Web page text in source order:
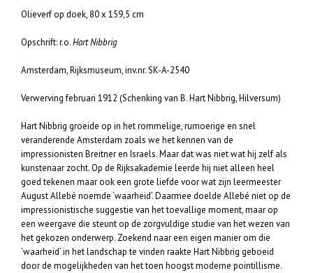
Olieverf op doek, 80 x 159,5 cm
Opschrift: r.o.Hart Nibbrig
Amsterdam, Rijksmuseum, inv.nr. SK-A-2540
Verwerving februari 1912 (Schenking van B. Hart Nibbrig, Hilversum)
Hart Nibbrig groeide op in het rommelige, rumoerige en snel
veranderende Amsterdam zoals we het kennen van de
impressionisten Breitner en Israels. Maar dat was niet wat hij zelf als
kunstenaar zocht. Op de Rijksakademie leerde hij niet alleen heel
goed tekenen maar ook een grote liefde voor wat zijn leermeester
August Allebé noemde ‘waarheid’. Daarmee doelde Allebé niet op de
impressionistische suggestie van het toevallige moment, maar op
een weergave die steunt op de zorgvuldige studie van het wezen van
het gekozen onderwerp. Zoekend naar een eigen manier om die
‘waarheid’ in het landschap te vinden raakte Hart Nibbrig geboeid
door de mogelijkheden van het toen hoogst moderne pointillisme.